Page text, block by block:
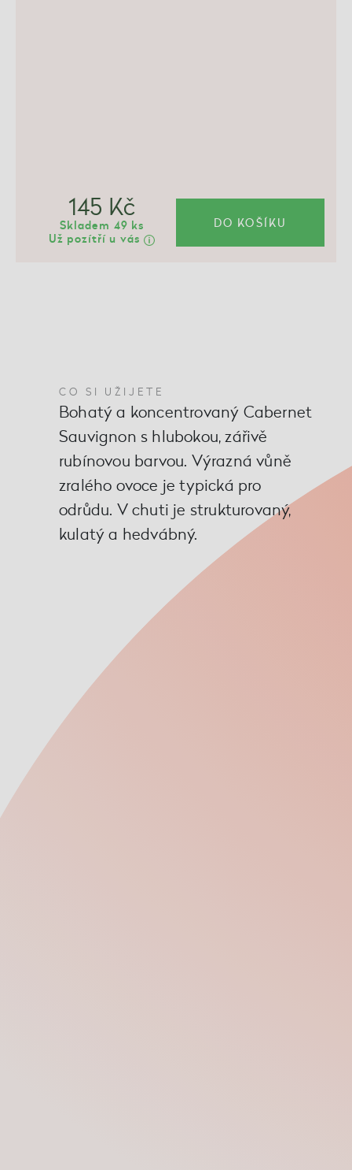
145 Kč
Skladem 49 ks
Už pozítří u vás
DO KOŠÍKU
CO SI UŽIJETE
Bohatý a koncentrovaný Cabernet
Sauvignon s hlubokou, zářivě
rubínovou barvou. Výrazná vůně
zralého ovoce je typická pro
odrůdu. V chuti je strukturovaný,
kulatý a hedvábný.